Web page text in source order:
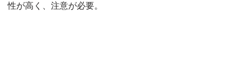
性が高く、注意が必要。